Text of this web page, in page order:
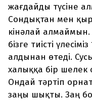
жағдайды түсіне
Сондықтан мен
кінәлай алмаймын.
бізге тиісті
алдынан өтеді.
халыққа бір шелек
Ондай тәртіп
заңы шықты. Заң